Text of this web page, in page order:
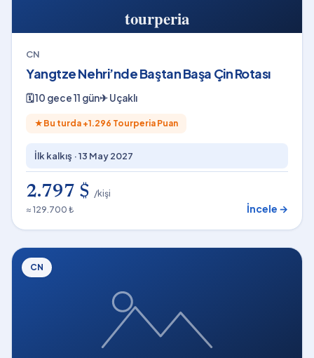
CN
Yangtze Nehri’nde Baştan Başa Çin Rotası
🗓10 gece 11 gün✈Uçaklı
★ Bu turda +1.296 Tourperia Puan
İlk kalkış ·13 May 2027
2.797 $ /kişi
≈ 129.700 ₺
İncele →
CN